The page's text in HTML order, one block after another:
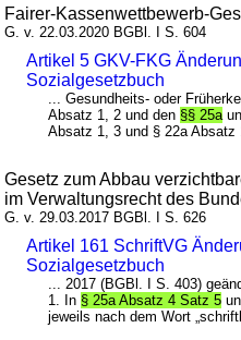
Fairer-Kassenwettbewerb-
G. v. 22.03.2020 BGBl. I S. 604
Artikel 5 GKV-FKG
Sozialgesetzbuch
... Gesundheits- oder
Absatz 1, 2 und den §§ 25a
Absatz 1, 3 und § 22a
Gesetz zum Abbau
im Verwaltungsrecht des
G. v. 29.03.2017 BGBl. I S. 626
Artikel 161 SchriftVG
Sozialgesetzbuch
... 2017 (BGBl. I S. 403)
1. In § 25a Absatz 4 Satz 5
jeweils nach dem Wort